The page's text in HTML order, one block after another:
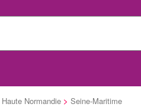
Haute Normandie > Seine-Maritime